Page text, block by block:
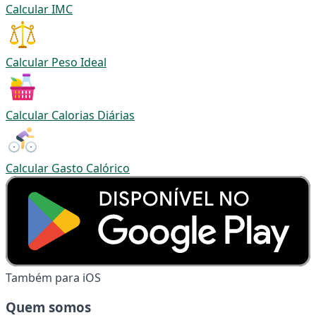
Calcular IMC
Calcular Peso Ideal
Calcular Calorias Diárias
Calcular Gasto Calórico
Também para iOS
Quem somos